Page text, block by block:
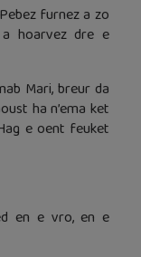
furnez a zo
hoarvez dre e
Mari, breur da
ha n’ema ket
e oent feuket
en e vro, en e